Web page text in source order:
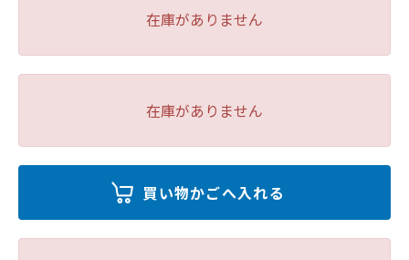
在庫がありません
在庫がありません